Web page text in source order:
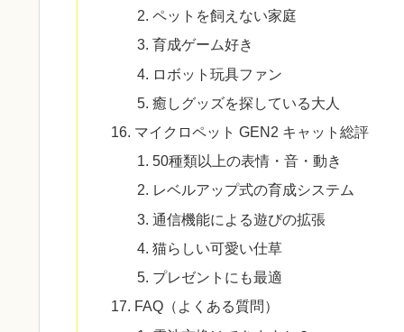
ペットを飼えない家庭
育成ゲーム好き
ロボット玩具ファン
癒しグッズを探している大人
マイクロペット GEN2 キャット総評
50種類以上の表情・音・動き
レベルアップ式の育成システム
通信機能による遊びの拡張
猫らしい可愛い仕草
プレゼントにも最適
FAQ（よくある質問）